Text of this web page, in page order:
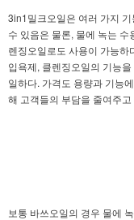
3in1밀크오일은 여러 가지
수 있음은 물론, 물에 녹는
렌징오일로도 사용이 가능하
입욕제, 클렌징오일의 기능
일하다. 가격도 용량과 기능
해 고객들의 부담을 줄여주고
보통 바쓰오일의 경우 물에